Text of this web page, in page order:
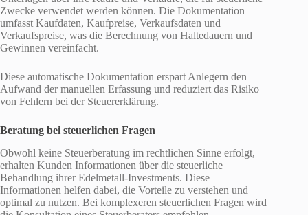
Zwecke verwendet werden können. Die Dokumentation
umfasst Kaufdaten, Kaufpreise, Verkaufsdaten und
Verkaufspreise, was die Berechnung von Haltedauern und
Gewinnen vereinfacht.
Diese automatische Dokumentation erspart Anlegern den
Aufwand der manuellen Erfassung und reduziert das Risiko
von Fehlern bei der Steuererklärung.
Beratung bei steuerlichen Fragen
Obwohl keine Steuerberatung im rechtlichen Sinne erfolgt,
erhalten Kunden Informationen über die steuerliche
Behandlung ihrer Edelmetall-Investments. Diese
Informationen helfen dabei, die Vorteile zu verstehen und
optimal zu nutzen. Bei komplexeren steuerlichen Fragen wird